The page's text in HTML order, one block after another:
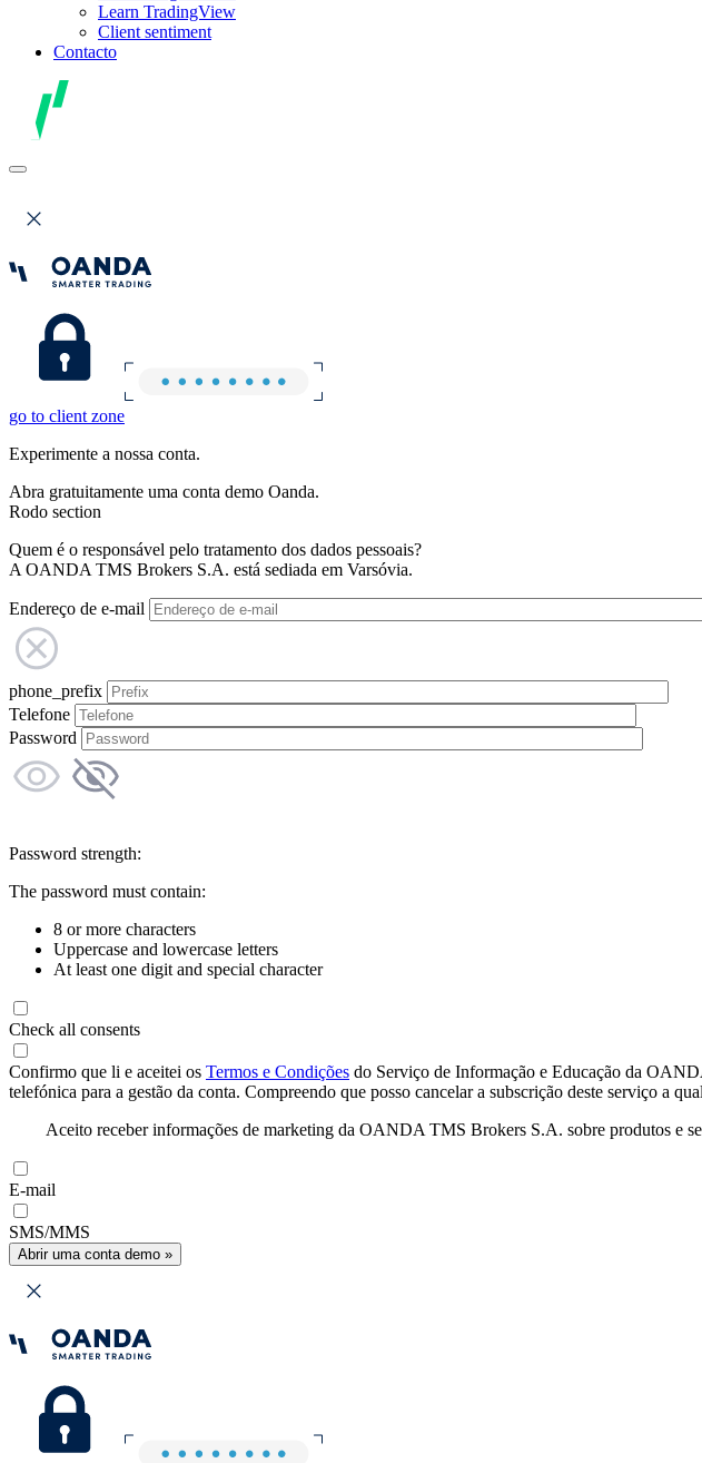
Learn TradingView
Client sentiment
Contacto
go to client zone
Experimente a nossa conta.
Abra gratuitamente uma conta demo Oanda.
Rodo section
Quem é o responsável pelo tratamento dos dados pessoais?
A OANDA TMS Brokers S.A. está sediada em Varsóvia.
Endereço de e-mail
phone_prefix
Telefone
Password
Password strength:
The password must contain:
8 or more characters
Uppercase and lowercase letters
At least one digit and special character
Check all consents
Confirmo que li e aceitei os Termos e Condições do Serviço de Informação e Educação da
telefónica para a gestão da conta. Compreendo que posso cancelar a subscrição deste serviço a
Aceito receber informações de marketing da OANDA TMS Brokers S.A. sobre produtos e
E-mail
SMS/MMS
Abrir uma conta demo »